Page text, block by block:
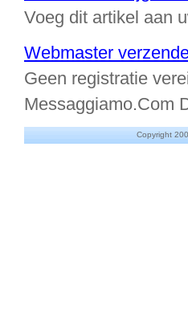
Voeg dit artikel aan
Webmaster
Geen registratie
Messaggiamo.Com
Copyright